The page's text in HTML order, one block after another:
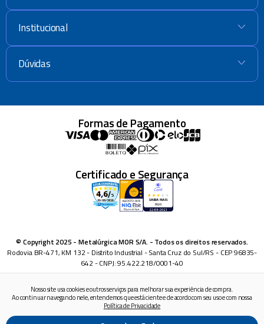
Institucional +
Dúvidas +
Formas de Pagamento
Certificado e Segurança
© Copyright 2025 - Metalúrgica MOR S/A. - Todos os direitos reservados.
Rodovia BR-471, KM 132 - Distrito Industrial - Santa Cruz do Sul/RS - CEP 96835-
642 - CNPJ: 95.422.218/0001-40
Nosso site usa cookies e outros serviços para melhorar sua experiência de compra.
Ao continuar navegando nele, entendemos que está ciente e de acordo com seu uso e com nossa
Política de Privacidade